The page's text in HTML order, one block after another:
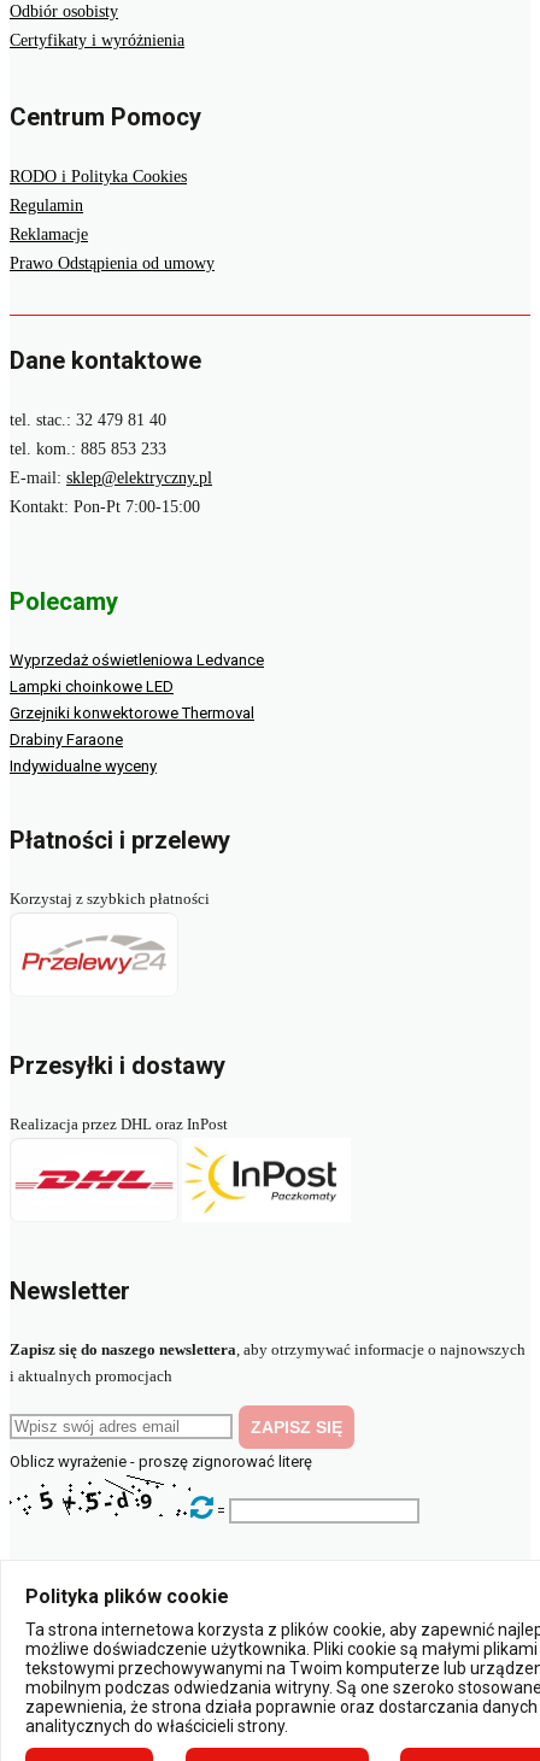
Odbiór osobisty
Certyfikaty i wyróżnienia
Centrum Pomocy
RODO i Polityka Cookies
Regulamin
Reklamacje
Prawo Odstąpienia od umowy
Dane kontaktowe
tel. stac.: 32 479 81 40
tel. kom.: 885 853 233
E-mail: sklep@elektryczny.pl
Kontakt: Pon-Pt 7:00-15:00
Polecamy
Wyprzedaż oświetleniowa Ledvance
Lampki choinkowe LED
Grzejniki konwektorowe Thermoval
Drabiny Faraone
Indywidualne wyceny
Płatności i przelewy
Korzystaj z szybkich płatności
Przesyłki i dostawy
Realizacja przez DHL oraz InPost
Newsletter
Zapisz się do naszego newslettera , aby otrzymywać informacje o najnowszych
i aktualnych promocjach
Oblicz wyrażenie - proszę zignorować literę
=
Powered by:
Polityka plików cookie
Ta strona internetowa korzysta z plików cookie, aby zapewnić
możliwe doświadczenie użytkownika. Pliki cookie są małymi plikami
tekstowymi przechowywanymi na Twoim komputerze lub
mobilnym podczas odwiedzania witryny. Są one szeroko
zapewnienia, że strona działa poprawnie oraz dostarczania danych
analitycznych do właścicieli strony.
×
Powiadomienia